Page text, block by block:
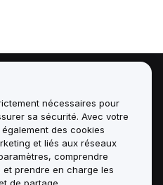
nécessaires pour
sa sécurité. Avec votre
des cookies
et liés aux réseaux
comprendre
et prendre en charge les